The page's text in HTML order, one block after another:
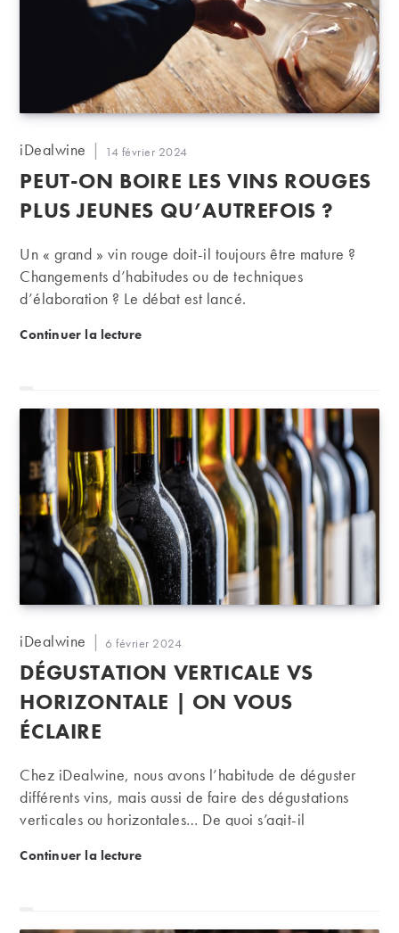
Auteur/autrice
la
publication :
iDealwine
Publication
publiée :
14 février 2024
PEUT-ON BOIRE LES VINS ROUGES
PLUS JEUNES QU’AUTREFOIS ?
Un « grand » vin rouge doit-il toujours être mature ?
Changements d’habitudes ou de techniques
d’élaboration ? Le débat est lancé.
Continuer la lecturePeut-on boire les vins rouges plus jeunes
Auteur/autrice
la
publication :
iDealwine
Publication
publiée :
6 février 2024
DÉGUSTATION VERTICALE VS
HORIZONTALE | ON VOUS
ÉCLAIRE
Chez iDealwine, nous avons l’habitude de déguster
différents vins, mais aussi de faire des dégustations
verticales ou horizontales… De quoi s’agit-il
Continuer la lectureDégustation verticale vs horizontale | On vous